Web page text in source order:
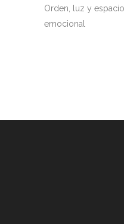
Orden, luz y
emocional